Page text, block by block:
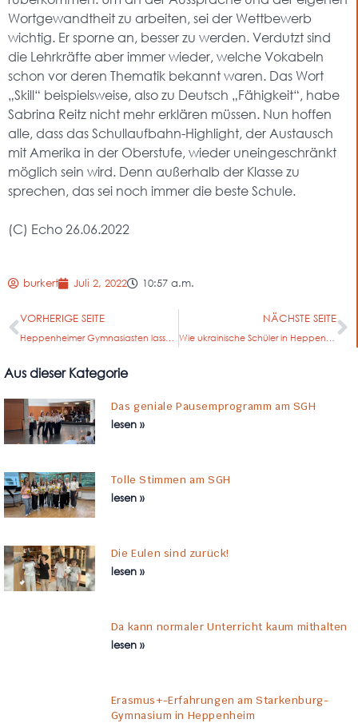
Wortgewandtheit zu arbeiten, sei der Wettbewerb
wichtig. Er sporne an, besser zu werden. Verdutzt sind
die Lehrkräfte aber immer wieder, welche Vokabeln
schon vor deren Thematik bekannt waren. Das Wort
„Skill“ beispielsweise, also zu Deutsch „Fähigkeit“, habe
Sabrina Reitz nicht mehr erklären müssen. Nun hoffen
alle, dass das Schullaufbahn-Highlight, der Austausch
mit Amerika in der Oberstufe, wieder uneingeschränkt
möglich sein wird. Denn außerhalb der Klasse zu
sprechen, das sei noch immer die beste Schule.
(C) Echo 26.06.2022
burkert Juli 2, 2022 10:57 a.m.
VORHERIGE SEITE
Heppenheimer Gymnasiasten lassen Kunst-Rakete steigen
NÄCHSTE SEITE
Wie ukrainische Schüler in Heppenheim integriert werden
Aus dieser Kategorie
Das geniale Pausemprogramm am SGH
lesen »
Tolle Stimmen am SGH
lesen »
Die Eulen sind zurück!
lesen »
Da kann normaler Unterricht kaum mithalten
lesen »
Erasmus+-Erfahrungen am Starkenburg-
Gymnasium in Heppenheim